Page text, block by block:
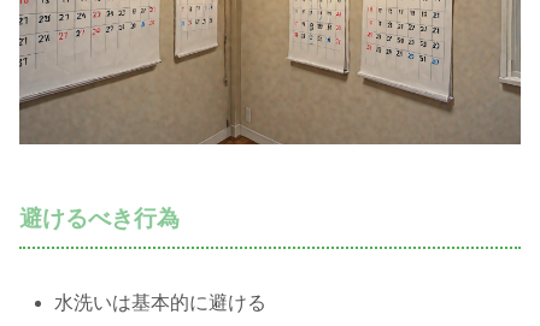
避けるべき行為
水洗いは基本的に避ける